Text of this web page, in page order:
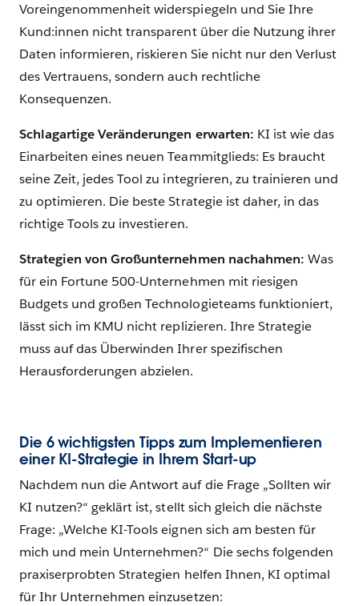
Voreingenommenheit widerspiegeln und Sie Ihre
Kund:innen nicht transparent über die Nutzung ihrer
Daten informieren, riskieren Sie nicht nur den Verlust
des Vertrauens, sondern auch rechtliche
Konsequenzen.
Schlagartige Veränderungen erwarten: KI ist wie das
Einarbeiten eines neuen Teammitglieds: Es braucht
seine Zeit, jedes Tool zu integrieren, zu trainieren und
zu optimieren. Die beste Strategie ist daher, in das
richtige Tools zu investieren.
Strategien von Großunternehmen nachahmen: Was
für ein Fortune 500-Unternehmen mit riesigen
Budgets und großen Technologieteams funktioniert,
lässt sich im KMU nicht replizieren. Ihre Strategie
muss auf das Überwinden Ihrer spezifischen
Herausforderungen abzielen.
Die 6 wichtigsten Tipps zum Implementieren
einer KI-Strategie in Ihrem Start-up
Nachdem nun die Antwort auf die Frage „Sollten wir
KI nutzen?“ geklärt ist, stellt sich gleich die nächste
Frage: „Welche KI-Tools eignen sich am besten für
mich und mein Unternehmen?“ Die sechs folgenden
praxiserprobten Strategien helfen Ihnen, KI optimal
für Ihr Unternehmen einzusetzen: